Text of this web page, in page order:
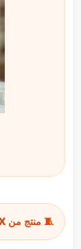
🧵 منتج من O-TEX للورشات والخياطة